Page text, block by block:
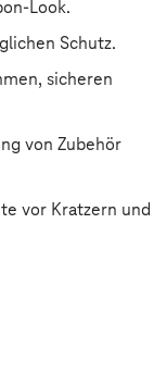
Look.
Schutz.
sicheren
von Zubehör
vor Kratzern und